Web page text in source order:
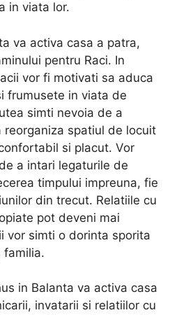
in viata lor.
va activa casa a patra,
pentru Raci. In
vor fi motivati sa aduca
frumusete in viata de
simti nevoia de a
reorganiza spatiul de locuit
si placut. Vor
a intari legaturile de
timpului impreuna, fie
din trecut. Relatiile cu
pot deveni mai
vor simti o dorinta sporita
familia.
in Balanta va activa casa
invatarii si relatiilor cu